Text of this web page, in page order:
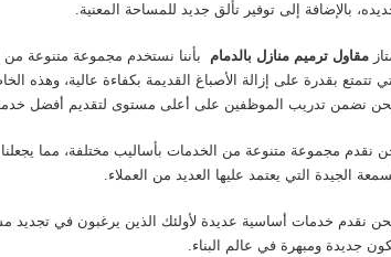
بالإضافة إلى توفير تألق جديد للمساحة المعنية.
مقاول ترميم منازل بالدمام بأننا نستخدم مجموعة متنوعة من
تتمتع بقدرة على إزالة الأصباغ القديمة بكفاءة عالية، وهذه
نضمن تدريب الموظفين على أعلى مستوى لتقديم أفضل
نقدم مجموعة متنوعة من الخدمات بأساليب مختلفة، مما
الجيدة التي يعتمد عليها العديد من العملاء.
نقدم خدمات أساسية عديدة لأولئك الذين يرغبون في تجديد
جديدة ومبهرة في عالم البناء.